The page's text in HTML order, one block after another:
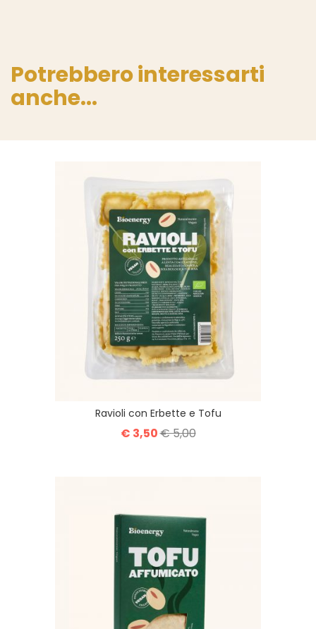
Potrebbero interessarti
anche...
Ravioli con Erbette e Tofu
€ 3,50€ 5,00